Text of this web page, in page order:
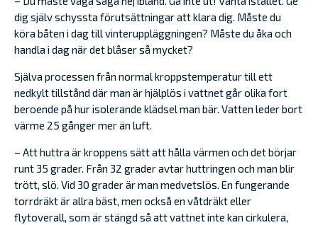
dig själv schyssta förutsättningar att klara dig. Måste du
köra båten i dag till vinteruppläggningen? Måste du åka och
handla i dag när det blåser så mycket?
Själva processen från normal kroppstemperatur till ett
nedkylt tillstånd där man är hjälplös i vattnet går olika fort
beroende på hur isolerande klädsel man bär. Vatten leder bort
värme 25 gånger mer än luft.
– Att huttra är kroppens sätt att hålla värmen och det börjar
runt 35 grader. Från 32 grader avtar huttringen och man blir
trött, slö. Vid 30 grader är man medvetslös. En fungerande
torrdräkt är allra bäst, men också en våtdräkt eller
flytoverall, som är stängd så att vattnet inte kan cirkulera,